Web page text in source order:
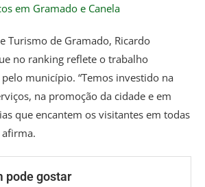
em Gramado e Canela
Turismo de Gramado, Ricardo
no ranking reflete o trabalho
município. “Temos investido na
na promoção da cidade e em
que encantem os visitantes em todas
afirma.
pode gostar